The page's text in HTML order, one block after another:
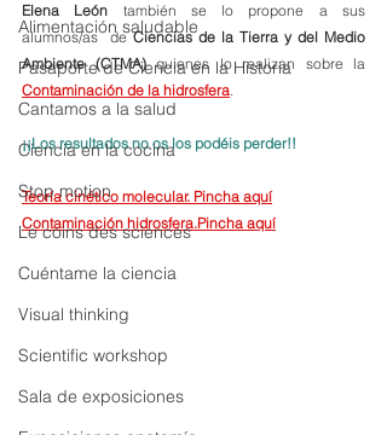
Alimentación saludable
Pasaporte de Ciencia en la Historia
Cantamos a la salud
Ciencia en la cocina
Stop motion
Le coins des sciences
Cuéntame la ciencia
Visual thinking
Scientific workshop
Sala de exposiciones
Elena León también se lo propone a sus
alumnos/as  de Ciencias de la Tierra y del Medio
Ambiente (CTMA)
Contaminación de la hidrosfera.
¡¡Los resultados no os los podéis perder!!
Teoría cinético molecular. Pincha aquí
Contaminación hidrosfera.Pincha aquí